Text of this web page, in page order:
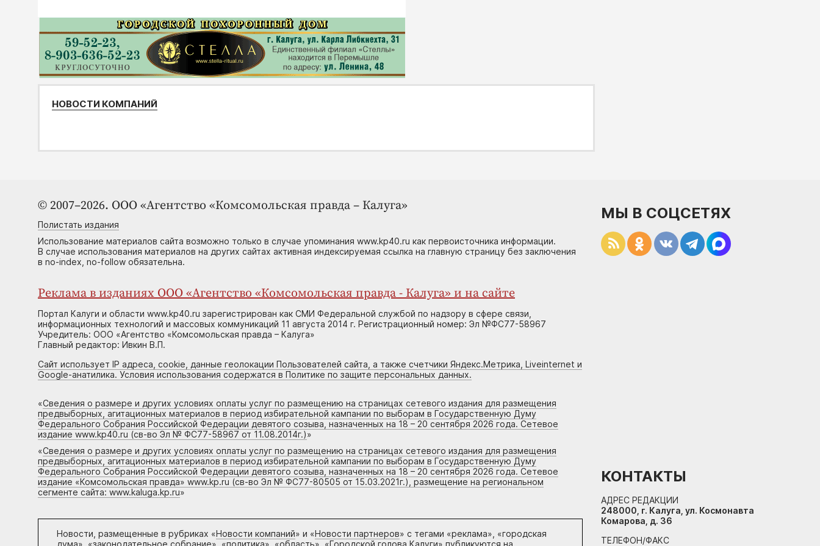
НОВОСТИ КОМПАНИЙ
© 2007–2026. ООО «Агентство «Комсомольская правда – Калуга»
Полистать издания
Использование материалов сайта возможно только в случае упоминания www.kp40.ru как первоисточника информации.
В случае использования материалов на других сайтах активная индексируемая ссылка на главную страницу без заключения
в no-index, no-follow обязательна.
Реклама в изданиях ООО «Агентство «Комсомольская правда - Калуга» и на сайте
Портал Калуги и области www.kp40.ru зарегистрирован как СМИ Федеральной службой по надзору в сфере связи,
информационных технологий и массовых коммуникаций 11 августа 2014 г. Регистрационный номер: Эл №ФС77-58967
Учредитель: ООО «Агентство «Комсомольская правда – Калуга»
Главный редактор: Ивкин В.П.
Сайт использует IP адреса, cookie, данные геолокации Пользователей сайта, а также счетчики Яндекс.Метрика, Liveinternet и
Google-анатилика. Условия использования содержатся в Политике по защите персональных данных.
«Сведения о размере и других условиях оплаты услуг по размещению на страницах сетевого издания для размещения
предвыборных, агитационных материалов в период избирательной кампании по выборам в Государственную Думу
Федерального Собрания Российской Федерации девятого созыва, назначенных на 18 – 20 сентября 2026 года. Сетевое
издание www.kp40.ru (св-во Эл № ФС77-58967 от 11.08.2014г.)»
«Сведения о размере и других условиях оплаты услуг по размещению на страницах сетевого издания для размещения
предвыборных, агитационных материалов в период избирательной кампании по выборам в Государственную Думу
Федерального Собрания Российской Федерации девятого созыва, назначенных на 18 – 20 сентября 2026 года. Сетевое
издание «Комсомольская правда» www.kp.ru (св-во Эл № ФС77-80505 от 15.03.2021г.), размещение на региональном
сегменте сайта: www.kaluga.kp.ru»
Новости, размещенные в рубриках «Новости компаний» и «Новости партнеров» с тегами «реклама», «городская
МЫ В СОЦСЕТЯХ
КОНТАКТЫ
АДРЕС РЕДАКЦИИ
248000, г. Калуга, ул. Космонавта
Комарова, д. 36
ТЕЛЕФОН/ФАКС